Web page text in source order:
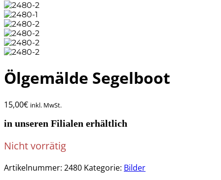
Ölgemälde Segelboot
15,00€ inkl. MwSt.
in unseren Filialen erhältlich
Nicht vorrätig
Artikelnummer: 2480 Kategorie: Bilder